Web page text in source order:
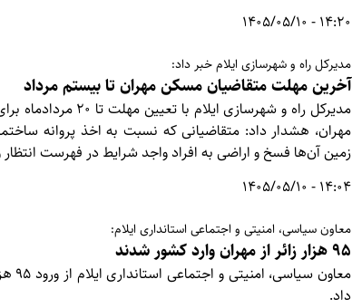
14:20 - 1405/05/10
مدیرکل راه و شهرسازی ایلام خبر داد:
آخرین مهلت متقاضیان مسکن مهران تا بیستم مرداد
مدیرکل راه و
مهران، هشدار داد: متقاضیانی که نسبت به اخذ پروانه
زمین آن‌ها فسخ و اراضی به افراد واجد شرایط در فهرست
14:04 - 1405/05/10
معاون سیاسی، امنیتی و اجتماعی استانداری ایلام:
۹۵ هزار زائر از مهران وارد کشور شدند
داد.